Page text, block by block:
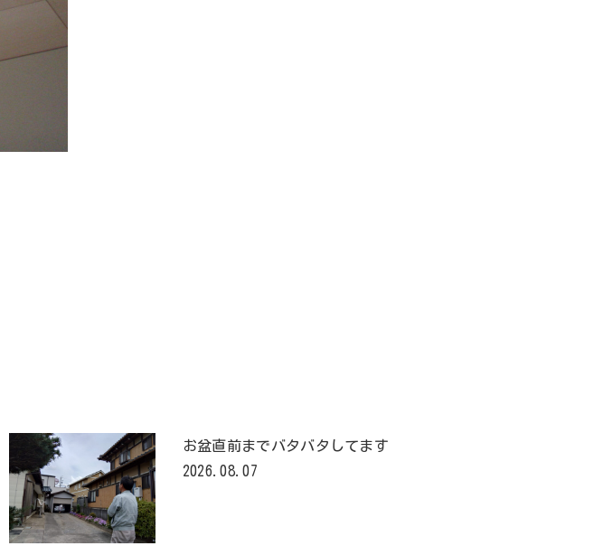
お盆直前までバタバタしてます
2026.08.07